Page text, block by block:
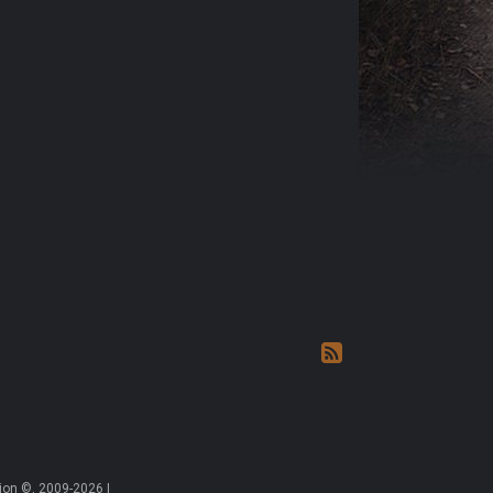
©, 2009-2026 |